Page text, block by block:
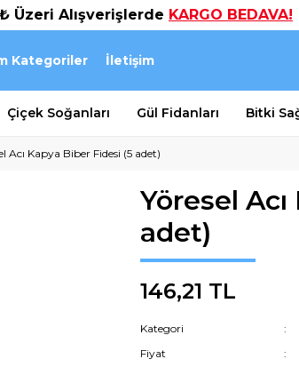
Üzeri Alışverişlerde KARGO BEDAVA!
Kategoriler İletişim
Çiçek Soğanları Gül Fidanları Bitki
Acı Kapya Biber Fidesi (5 adet)
Yöresel
adet)
146,21 TL
Kategori
Fiyat